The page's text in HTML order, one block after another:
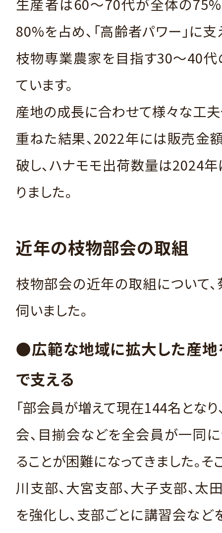
80%を占め、「高齢者パワー」に支
枝物専業農家を目指す30～40
ています。
産地の成長に合わせて様々な工
重ねた結果、2022年には販売金
破し、ハナモモ出荷数量は2024
りました。
近年の枝物部会の取組
枝物部会の近年の取組について
伺いました。
●広範な地域に拡大した産
で支える
「部会員が増えて現在144名となり
会、目揃会などを全会員が一同
ることが困難になってきました。そ
川支部、大宮支部、大子支部、太
を強化し、支部ごとに講習会など